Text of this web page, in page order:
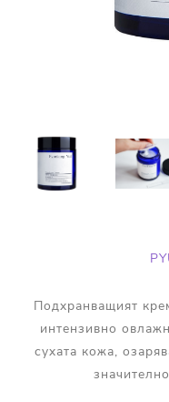
Подхранващият
интензивно
сухата кожа,